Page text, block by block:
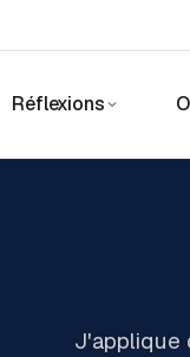
Réflexions
J'applique